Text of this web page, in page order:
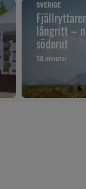
SVERIGE
långritt –
söderut
58 minuter